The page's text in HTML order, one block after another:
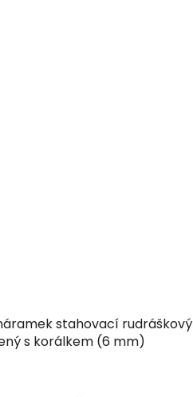
stahovací rudráškový
s korálkem (6 mm)